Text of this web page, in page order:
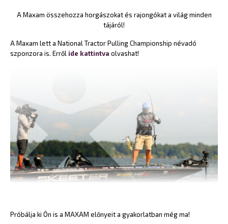
A Maxam összehozza horgászokat és rajongókat a világ minden
tájáról!
A Maxam lett a National Tractor Pulling Championship névadó
szponzora is. Erről ide kattintva olvashat!
Próbálja ki Ön is a MAXAM előnyeit a gyakorlatban még ma!